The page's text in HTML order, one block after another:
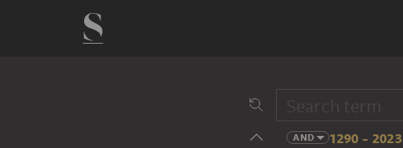
AND 1290 - 2023
14 cent.